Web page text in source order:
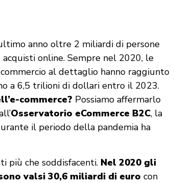
anno oltre 2 miliardi di persone
online. Sempre nel 2020, le
al dettaglio hanno raggiunto
a 6,5 trilioni di dollari entro il 2023.
commerce? Possiamo affermarlo
Osservatorio eCommerce B2C, la
il periodo della pandemia ha
più che soddisfacenti.Nel 2020 gli
valsi 30,6 miliardi di euro con